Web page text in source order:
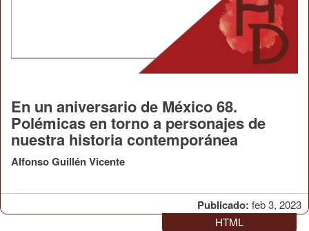
Publicado: feb 3, 2023
En un aniversario de México 68.
Polémicas en torno a personajes de
nuestra historia contemporánea
Alfonso Guillén Vicente
HTML